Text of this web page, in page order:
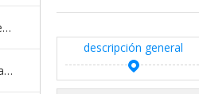
Serie de camiones americanos, europeos y japoneses
Piezas de repuesto para maquinaria de ingeniería de camiones mineros
descripción general